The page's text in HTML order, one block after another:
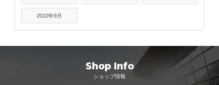
2010年9月
Shop Info
ショップ情報